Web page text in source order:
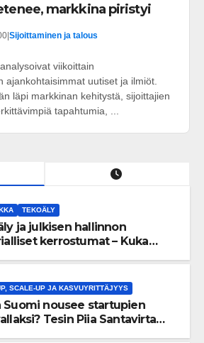
markkina piristyi
|Sijoittaminen ja talous
viikoittain
ajankohtaisimmat uutiset ja ilmiöt.
läpi markkinan kehitystä, sijoittajien
tapahtumia, ...
TEKOÄLY
ja julkisen hallinnon
kerrostumat – Kuka
SCALE-UP JA KASVUYRITTÄJYYS
Suomi nousee startupien
Tesin Piia Santavirta